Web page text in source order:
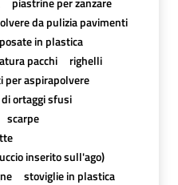
da pulizia pavimenti
posate in plastica
pacchi
righelli
per aspirapolvere
ortaggi sfusi
scarpe
inserito sull'ago)
stoviglie in plastica